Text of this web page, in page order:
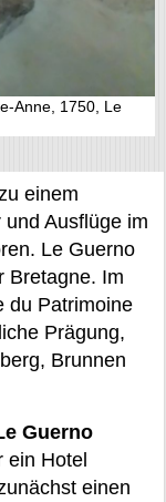
Anne, 1750, Le
einem
Ausflüge im
Le Guerno
Bretagne. Im
du Patrimoine
Prägung,
Brunnen
Guerno
ein Hotel
einen